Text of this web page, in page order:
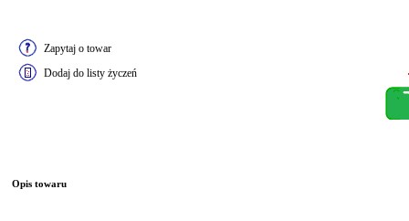
Zapytaj o towar
Dodaj do listy życzeń
Opis towaru